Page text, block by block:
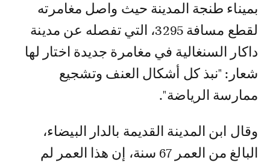
بميناء طنجة المدينة حيث واصل مغامرته
لقطع مسافة 3295، التي تفصله عن مدينة
داكار السنغالية في مغامرة جديدة اختار لها
شعار: "نبذ كل أشكال العنف وتشجيع
ممارسة الرياضة".
وقال ابن المدينة القديمة بالدار البيضاء،
البالغ من العمر 67 سنة، إن هذا العمر لم